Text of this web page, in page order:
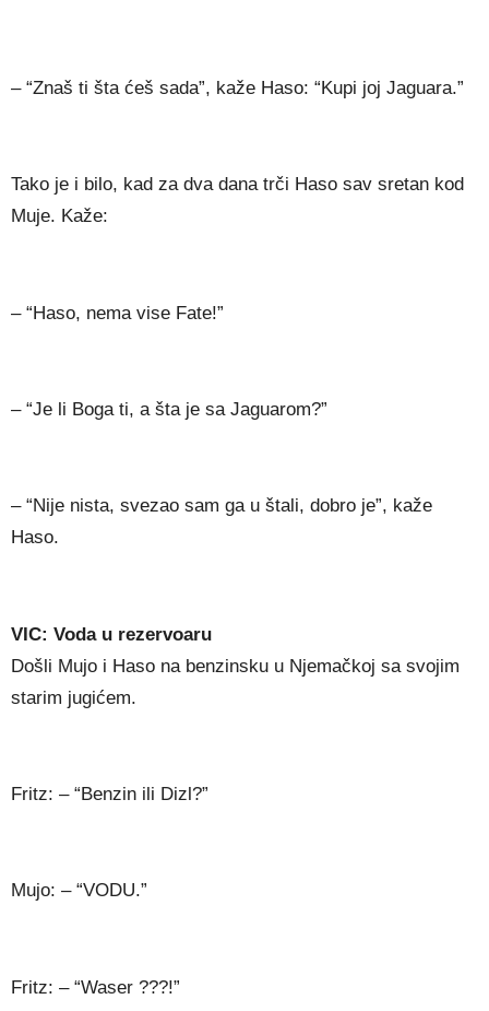
– “Znaš ti šta ćeš sada”, kaže Haso: “Kupi joj Jaguara.”
Tako je i bilo, kad za dva dana trči Haso sav sretan kod
Muje. Kaže:
– “Haso, nema vise Fate!”
– “Je li Boga ti, a šta je sa Jaguarom?”
– “Nije nista, svezao sam ga u štali, dobro je”, kaže
Haso.
VIC: Voda u rezervoaru
Došli Mujo i Haso na benzinsku u Njemačkoj sa svojim
starim jugićem.
Fritz: – “Benzin ili Dizl?”
Mujo: – “VODU.”
Fritz: – “Waser ???!”